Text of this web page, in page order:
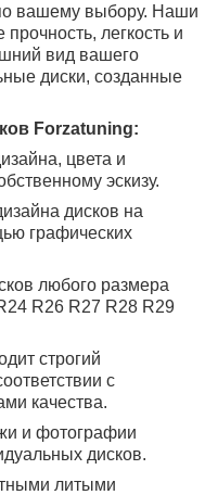
вашему выбору. Наши
легкость и
вид вашего
диски, созданные
Forzatuning:
цвета и
эскизу.
дисков на
графических
любого размера
R26 R27 R28 R29
строгий
с
качества.
и фотографии
дисков.
литыми